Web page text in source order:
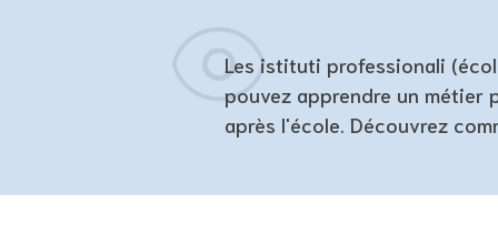
Les istituti professionali
pouvez apprendre un métier
après l'école. Découvrez